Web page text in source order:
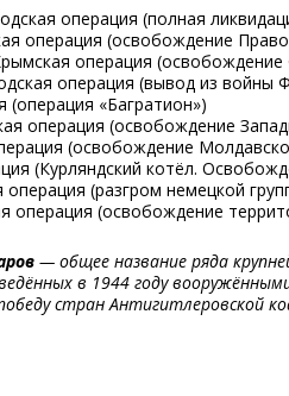
операция (полная
операция (освобождение
операция
операция (вывод из войны
(операция «Багратион»)
операция (освобождение
(освобождение
(Курляндский котёл.
операция (разгром немецкой
операция (освобождение
— общее название ряда
в 1944 году
стран Антигитлеровской